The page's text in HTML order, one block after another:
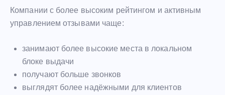
Компании с более высоким рейтингом и активным
управлением отзывами чаще:
занимают более высокие места в локальном
блоке выдачи
получают больше звонков
выглядят более надёжными для клиентов